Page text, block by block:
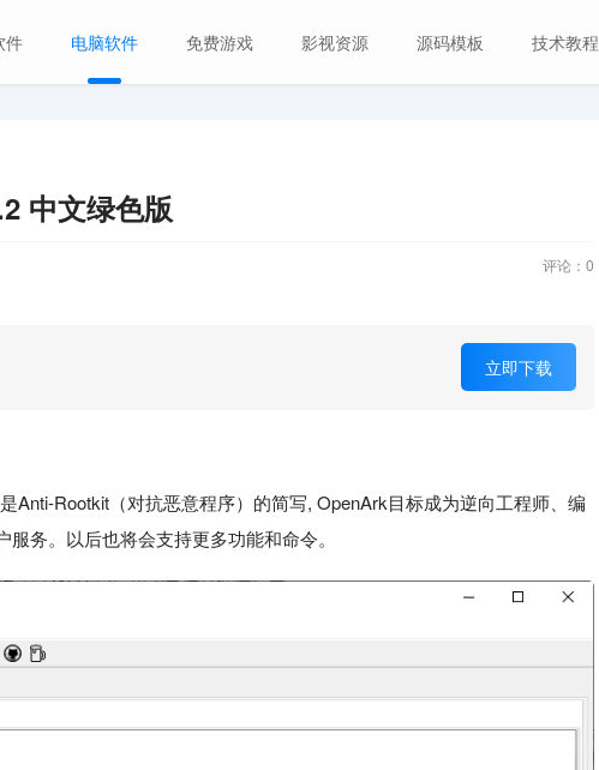
件 电脑软件 免费游戏 影视资源 源码模板 技术教程
中文绿色版
评论： 0
立即下载
Anti-Rootkit（对抗恶意程序）的简写, OpenArk目标成为逆向工程师、编
务。以后也将会支持更多功能和命令。